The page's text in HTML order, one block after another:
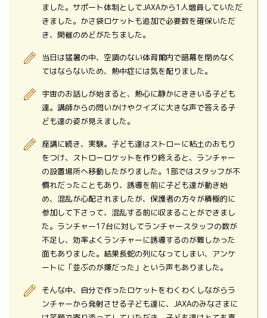
ました。サポート体制としてJAXAから1人増員していただ
きました。かさ袋ロケットも追加で必要数を確保いただ
き、開催のめどがたちました。
当日は猛暑の中、空調のない体育館内で暗幕を閉めなく
てはならないため、熱中症には気を配りました。
宇宙のお話しが始まると、熱心に静かにききいる子ども
達。講師からの問いかけやクイズに大きな声で答える子
ども達の姿が見えました。
座講に続き、実験。子ども達はストローに粘土のおもり
をつけ、ストローロケットを作り終えると、ランチャー
の設置場所へ移動したがりました。1部ではスタッフが不
慣れだったこともあり、誘導を前に子ども達が動き始
め、混乱が心配されましたが、保護者の方々が積極的に
参加して下さって、混乱する前に収まることができまし
た。ランチャー17台に対してランチャースタッフの数が
不足し、効率よくランチャーに誘導するのが難しかった
面もありました。結果長蛇の列になってしまい、アンケ
ートに「並ぶのが嫌だった」という声もありました。
そんな中、自分で作ったロケットをわくわくしながらラ
ンチャーから発射させる子ども達に、JAXAのみなさまに